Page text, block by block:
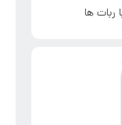
ربات ها